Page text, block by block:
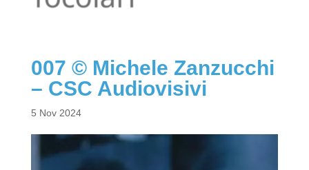
007 © Michele Zanzucchi
– CSC Audiovisivi
5 Nov 2024